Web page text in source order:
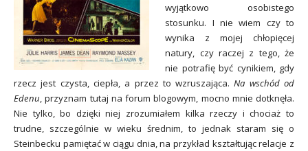
wyjątkowo osobistego
stosunku. I nie wiem czy to
wynika z mojej chłopięcej
natury, czy raczej z tego, że
nie potrafię być cynikiem, gdy
rzecz jest czysta, ciepła, a przez to wzruszająca.Na wschód od
Edenu, przyznam tutaj na forum blogowym, mocno mnie dotknęła.
Nie tylko, bo dzięki niej zrozumiałem kilka rzeczy i chociaż to
trudne, szczególnie w wieku średnim, to jednak staram się o
Steinbecku pamiętać w ciągu dnia, na przykład kształtując relacje z